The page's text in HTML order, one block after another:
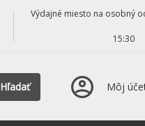
Výdajné miesto na osobný
15:30
Hľadať Môj